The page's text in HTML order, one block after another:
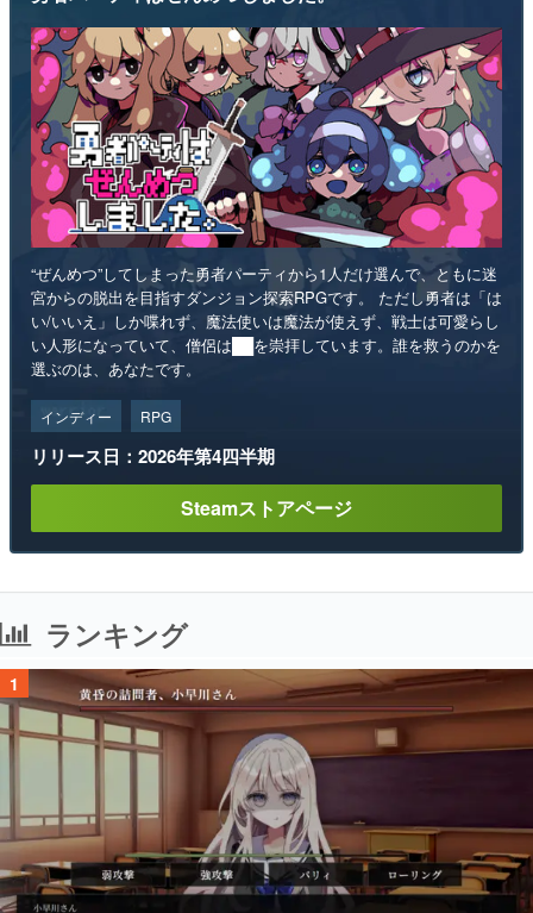
“ぜんめつ”してしまった勇者パーティから1人だけ選んで、ともに迷
宮からの脱出を目指すダンジョン探索RPGです。 ただし勇者は「は
い/いいえ」しか喋れず、魔法使いは魔法が使えず、戦士は可愛らし
い人形になっていて、僧侶は██を崇拝しています。誰を救うのかを
選ぶのは、あなたです。
インディー RPG
リリース日：2026年第4四半期
ランキング
1
「パリィ」や「ローリング」で女の子と会話するソウルライク恋愛ゲーム